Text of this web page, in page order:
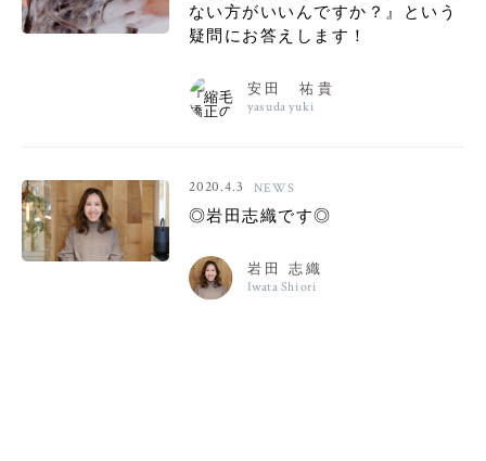
ない方がいいんですか？』という
疑問にお答えします！
安田 祐貴
yasuda yuki
2020.4.3 NEWS
◎岩田志織です◎
岩田 志織
Iwata Shiori